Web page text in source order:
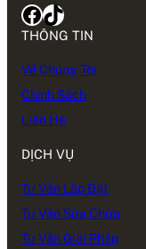
Facebook TikTok
THÔNG TIN
Về Chúng Tôi
Chính Sách
Liên Hệ
DỊCH VỤ
Tư Vấn Lắp Đặt
Tư Vấn Sửa Chữa
Tư Vấn Giải Pháp